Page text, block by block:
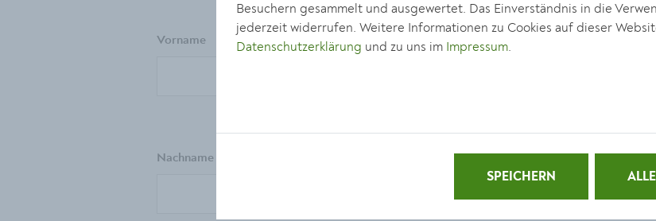
Vorname
Nachname
Besuchern gesammelt und ausgewertet. Das Einverständnis in die
jederzeit widerrufen. Weitere Informationen zu Cookies auf dieser
Datenschutzerklärung und zu uns im Impressum.
SPEICHERN